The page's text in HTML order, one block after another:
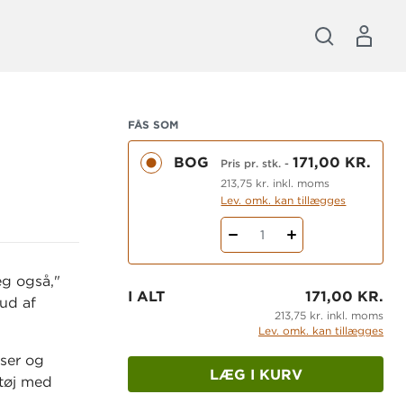
også,"
af
og
med
FÅS SOM
BOG Pris pr. stk. -171,00 KR.
213,75 kr. inkl. moms
Lev. omk. kan tillægges
1
I ALT 171,00 KR.
213,75 kr. inkl. moms
Lev. omk. kan tillægges
LÆG I KURV